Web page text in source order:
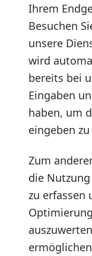
Ihrem
Besuchen
unsere
wird
bereits bei
Eingaben
haben, um
eingeben
Zum
die
zu erfassen